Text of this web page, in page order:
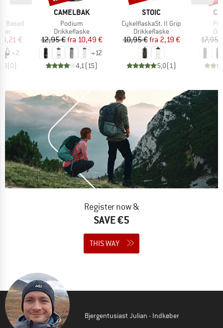
Based
pris
€
+2
(0)
MÆRKE
CAMELBAK
Artikel
Podium
Produktgruppe
Drikkeflaske
Pris
12,95 € Nedsat pris
fra 10,49 €
+12
4,1(15)
MÆRKE
STOIC
Artikel
CykelflaskaSt. II Grip
Produktgruppe
Drikkeflaske
Pris
10,95 € Nedsat pris
fra 2,19 €
5,0(1)
17,95
Register now &
SAVE €5
THIS WAY
Bjergentusiast Julian - Indkøber